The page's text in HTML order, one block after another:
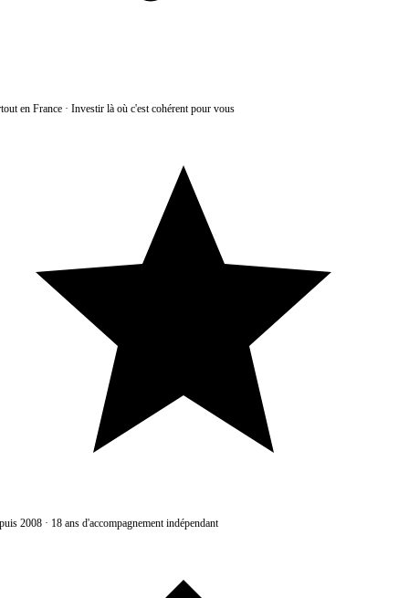
en France· Investir là où c'est cohérent pour vous
2008· 18 ans d'accompagnement indépendant